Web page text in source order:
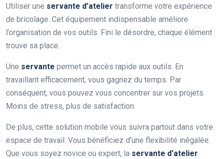
Utiliser une servante d’atelier transforme votre expérience
de bricolage. Cet équipement indispensable améliore
l’organisation de vos outils. Fini le désordre, chaque élément
trouve sa place.
Une servante permet un accès rapide aux outils. En
travaillant efficacement, vous gagnez du temps. Par
conséquent, vous pouvez vous concentrer sur vos projets.
Moins de stress, plus de satisfaction.
De plus, cette solution mobile vous suivra partout dans votre
espace de travail. Vous bénéficiez d’une flexibilité inégalée.
Que vous soyez novice ou expert, la servante d’atelier